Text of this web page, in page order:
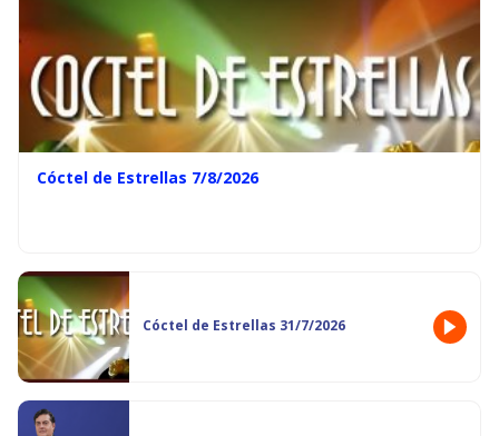
Cóctel de Estrellas 7/8/2026
Cóctel de Estrellas 31/7/2026